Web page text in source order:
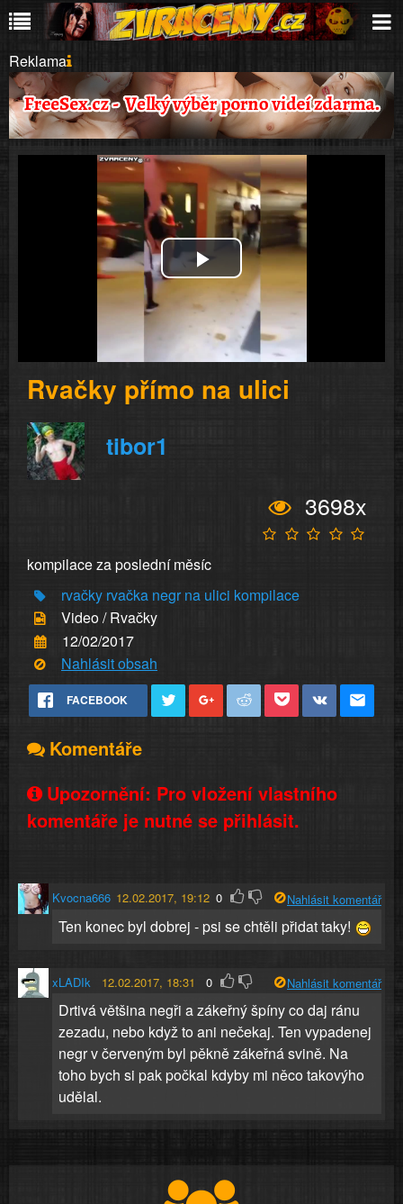
Reklama
Play
Video
Rvačky přímo na ulici
tibor1
3698x
kompilace za poslední měsíc
rvačky rvačka negr na ulici kompilace
Video / Rvačky
12/02/2017
Nahlásit obsah
FACEBOOK
Komentáře
Upozornění: Pro vložení vlastního
komentáře je nutné se přihlásit.
Kvocna666 12.02.2017, 19:12 0 Nahlásit komentář
Ten konec byl dobrej - psi se chtěli přidat taky!
xLADIk 12.02.2017, 18:31 0 Nahlásit komentář
Drtivá většina negři a zákeřný špíny co daj ránu
zezadu, nebo když to ani nečekaj. Ten vypadenej
negr v červeným byl pěkně zákeřná svině. Na
toho bych si pak počkal kdyby mi něco takovýho
udělal.